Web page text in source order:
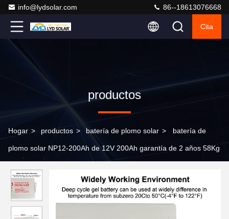
info@lydsolar.com 86--18613076668
Cita
productos
Hogar > productos > batería de plomo solar > batería de
plomo solar NP12-200Ah de 12V 200Ah garantía de 2 años 58Kg